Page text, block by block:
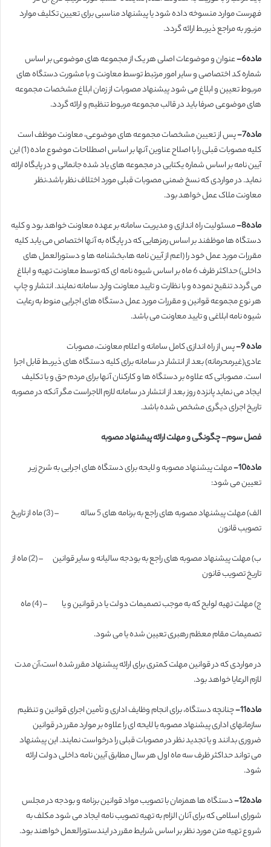
فهرست موارد منسوخه داده شود یا پیشنهاد مناسبی برای تعیین تکلیف موارد
مزبور به مراجع ذیربط ارائه گردد.
ماده6-
عنوان و موضوعات اصلی هر یک از مجموعه های موضوعی بر اساس
شماره کد اختصاصی و سایر امور مرتبط توسط معاونت و با مشورت دستگاه های
مربوط تعیین و ابلاغ می شود پیشنهاد مصوبات از زمان ابلاغ مشخصات مجموعه
های موضوعی صرفا باید در قالب مجموعه مربوط تنظیم و ارائه گردد.
ماده7-
پس از تعیین مشخصات مجموعه های موضوعی، معاونت موظف است
کلیه مصوبات قبلی را با اصلاح عناوین آنها بر اساس اصطلاحات موضوع ماده (1) این
آیین نامه بر اساس شماره یکتایی در مجموعه های یاد شده جانمائی و در پایگاه ارائه
نماید. در مواردی که نسخ ضمنی مصوبات قبلی مورد اختلاف نظر باشد،نظر
معاونت ملاک عمل خواهد بود.
ماده8-
مسئولیت راه اندازی و مدیریت سامانه بر عهده معاونت خواهد بود و کلیه
دستگاه ها موظفند بر اساس رمزهایی که در پایگاه به آنها اختصاص می یابد کلیه
مقررات مورد عمل خود را (اعم از آیین نامه ها،بخشنامه ها و دستورالعمل های
داخلی) حداکثر ظرف 6 ماه بر اساس شیوه نامه ای که توسط معاونت تهیه و ابلاغ
می گردد تنقیح نموده و با نظارت و تایید معاونت وارد سامانه نمایند. انتشار و چاپ
هر نوع مجموعه قوانین و مقررات مورد عمل دستگاه های اجرایی منوط به رعایت
شیوه نامه ابلاغی و تایید معاونت می باشد.
ماده 9-
پس از راه اندازی کامل سامانه و اعلام معاونت، مصوبات
عادی(غیرمحرمانه) بعد از انتشار در سامانه برای کلیه دستگاه های ذیربط قابل اجرا
است. مصوباتی که علاوه بر دستگاه ها و کارکنان آنها برای مردم حق و یا تکلیف
ایجاد می نماید پانزده روز بعد از انتشار در سامانه لازم الاجراست مگر آنکه در مصوبه
تاریخ اجرای دیگری مشخص شده باشد.
فصل سوم- چگونگی و مهلت ارائه پیشنهاد مصوبه
ماده10-
مهلت پیشنهاد مصوبه و لایحه برای دستگاه های اجرایی به شرح زیر
تعیین می شود:
الف) مهلت پیشنهاد مصوبه های راجع به برنامه های 5 ساله – (3) ماه از تاریخ
تصویب قانون
ب) مهلت پیشنهاد مصوبه های راجع به بودجه سالیانه و سایر قوانین – (2) ماه از
تاریخ تصویب قانون
ج) مهلت تهیه لوایح که به موجب تصمیمات دولت یا در قوانین و یا – (4) ماه
تصمیمات مقام معظم رهبری تعیین شده یا می شود.
در مواردی که در قوانین مهلت کمتری برای ارائه پیشنهاد مقرر شده است،آن مدت
لازم الرعایا خواهد بود.
ماده11-
چنانچه دستگاه، برای انجام وظایف اداری و تأمین اجرای قوانین و تنظیم
سازمانهای اداری پیشنهاد مصوبه یا لایحه ای را علاوه بر موارد مقرر در قوانین
ضروری بدانند و یا تجدید نظر در مصوبات قبلی را درخواست نمایند. این پیشنهاد
می تواند حداکثر ظرف سه ماه اول هر سال مطابق آیین نامه داخلی دولت ارائه
شود.
ماده12-
دستگاه ها همزمان با تصویب مواد قوانین برنامه و بودجه در مجلس
شورای اسلامی که برای آنان الزام به تهیه تصویب نامه ایجاد می شود مکلف به
شروع تهیه متن مورد نظر بر اساس شرایط مقرر در ایندستورالعمل خواهند بود.